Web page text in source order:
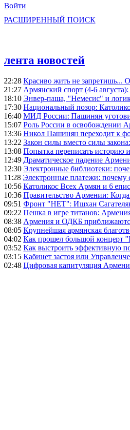
Войти
РАСШИРЕННЫЙ ПОИСК
лента новостей
22:28 Красиво жить не запретишь...
21:27 Армянский спорт (4-6
18:10 Энвер-паша, "Немесис" и
17:30 Национальный позор:
16:40 МИД России: Пашинян
15:07 Роль России в освобождении
13:36 Никол Пашинян переходит к
13:22 Закон силы вместо силы
13:08 Попытка переписать историю
12:49 Драматическое падение
12:30 Электронные библиотеки:
11:28 Электронные платежи: почему
10:56 Католикос Всех Армян и 6
10:36 Правительство Армении:
09:51 Фронт "НЕТ": Ишхан Сагателян
09:22 Пешка в игре титанов:
08:38 Армения и ОДКБ
08:05 Крупнейшая армянская
04:02 Как прошел большой концерт
03:52 Как выстроить эффективную
03:15 Кабинет застоя или
02:48 Цифровая капитуляция